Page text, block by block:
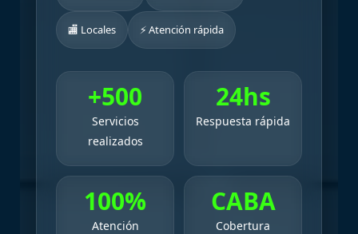
🏬 Locales ⚡ Atención rápida
+500
Servicios
realizados
24hs
Respuesta rápida
100%
Atención
CABA
Cobertura